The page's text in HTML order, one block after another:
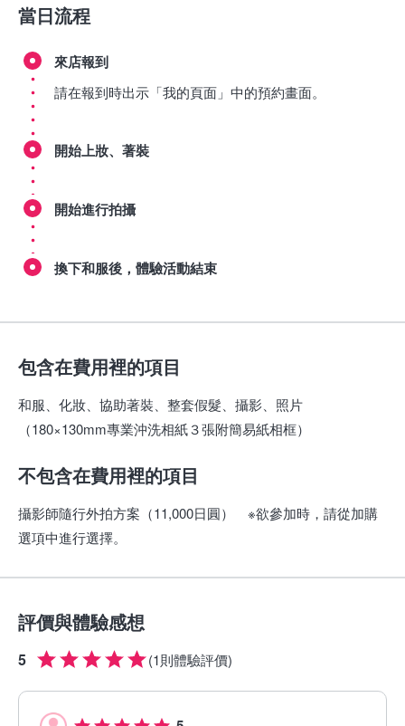
當日流程
來店報到
請在報到時出示「我的頁面」中的預約畫面。
開始上妝、著裝
開始進行拍攝
換下和服後，體驗活動結束
包含在費用裡的項目
和服、化妝、協助著裝、整套假髮、攝影、照片
（180×130mm專業沖洗相紙３張附簡易紙相框）
不包含在費用裡的項目
攝影師隨行外拍方案（11,000日圓） ※欲參加時，請從加購
選項中進行選擇。
評價與體驗感想
5 (1則體驗評價)